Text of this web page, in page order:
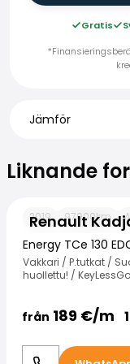
Gratis
Jämför
Liknande
Renault
2019
97000km
Energy TCe 130
Vakkari / P.tutkat /
huollettu! / KeyLessGo
från 189 €/m